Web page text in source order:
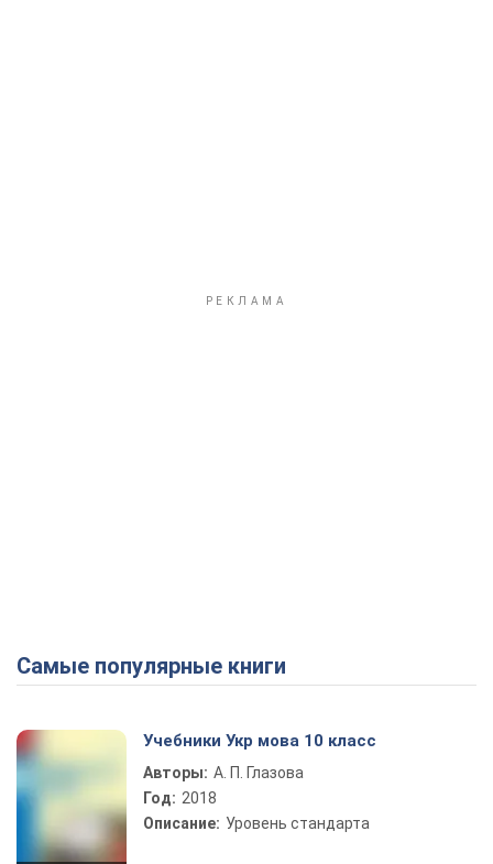
Самые популярные книги
Учебники Укр мова 10 класс
Авторы: А. П. Глазова
Год: 2018
Описание: Уровень стандарта